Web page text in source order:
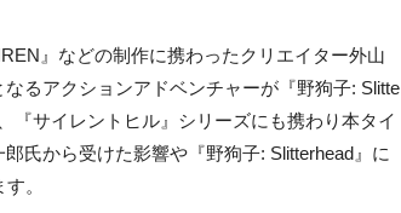
』などの制作に携わったクリエイター外山
るアクションアドベンチャーが『野狗子: Slitte
『サイレントヒル』シリーズにも携わり本タイ
氏から受けた影響や『野狗子: Slitterhead』に
。